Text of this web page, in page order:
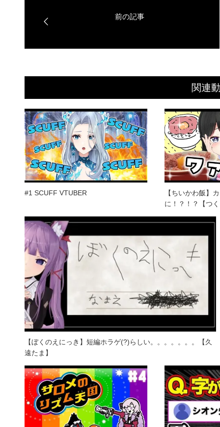
関連
#1 SCUFF VTUBER
【ちいかわ飯】
に！？！？【つ
【ぼくのえにっき】短編ホラゲ(?)らしい。。。。。。。【久
遠たま】